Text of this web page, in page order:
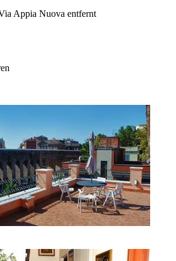
Appia Nuova entfernt